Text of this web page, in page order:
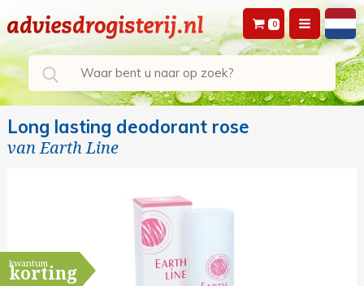
0
Long lasting deodorant rose
vanEarth Line
kwantum
korting